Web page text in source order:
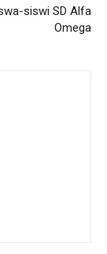
siswi SD Alfa
Omega